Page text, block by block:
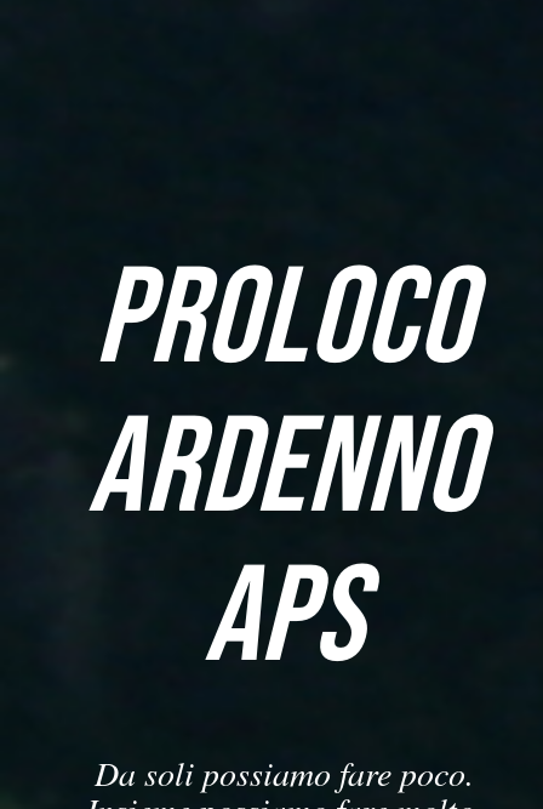
PROLOCO
ARDENNO
APS
Da soli possiamo fare poco.